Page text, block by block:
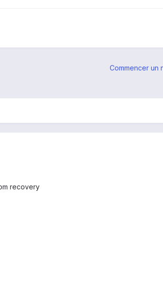
Commencer un
recovery